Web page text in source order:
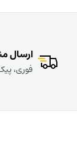
ارسال
فوری،